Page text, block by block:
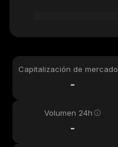
Capitalización de mercado
-
Volumen 24h
-